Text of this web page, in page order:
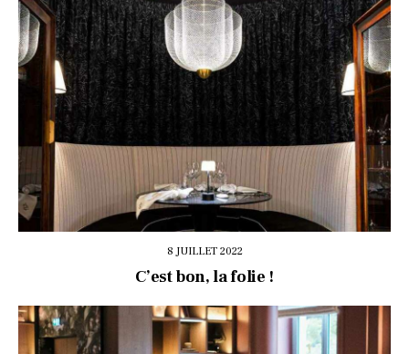
8 JUILLET 2022
C’est bon, la folie !